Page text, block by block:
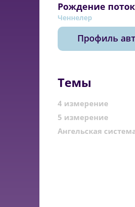
Рождение
Ченнелер
Профиль
Темы
4 измерение
5 измерение
Ангельская